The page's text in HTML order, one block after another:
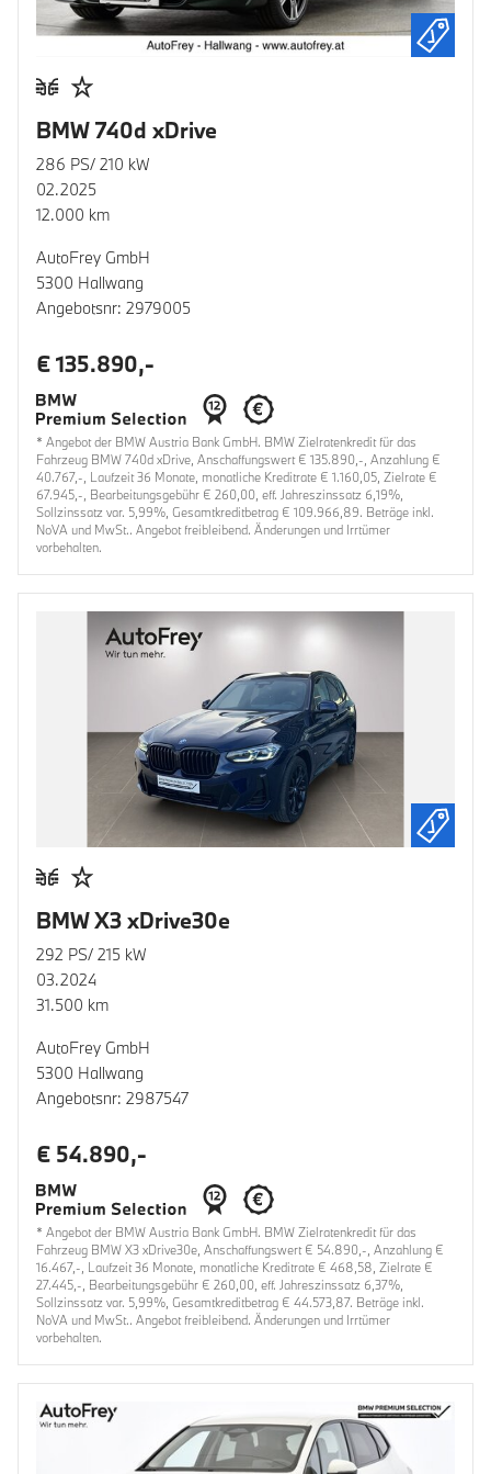
BMW 740d xDrive
286 PS/ 210 kW
02.2025
12.000 km
AutoFrey GmbH
5300 Hallwang
Angebotsnr: 2979005
€ 135.890,-
* Angebot der BMW Austria Bank GmbH. BMW Zielratenkredit für das
Fahrzeug BMW 740d xDrive, Anschaffungswert € 135.890,-, Anzahlung €
40.767,-, Laufzeit 36 Monate, monatliche Kreditrate € 1.160,05, Zielrate €
67.945,-, Bearbeitungsgebühr € 260,00, eff. Jahreszinssatz 6,19%,
Sollzinssatz var. 5,99%, Gesamtkreditbetrag € 109.966,89. Beträge inkl.
NoVA und MwSt.. Angebot freibleibend. Änderungen und Irrtümer
vorbehalten.
BMW X3 xDrive30e
292 PS/ 215 kW
03.2024
31.500 km
AutoFrey GmbH
5300 Hallwang
Angebotsnr: 2987547
€ 54.890,-
* Angebot der BMW Austria Bank GmbH. BMW Zielratenkredit für das
Fahrzeug BMW X3 xDrive30e, Anschaffungswert € 54.890,-, Anzahlung €
16.467,-, Laufzeit 36 Monate, monatliche Kreditrate € 468,58, Zielrate €
27.445,-, Bearbeitungsgebühr € 260,00, eff. Jahreszinssatz 6,37%,
Sollzinssatz var. 5,99%, Gesamtkreditbetrag € 44.573,87. Beträge inkl.
NoVA und MwSt.. Angebot freibleibend. Änderungen und Irrtümer
vorbehalten.